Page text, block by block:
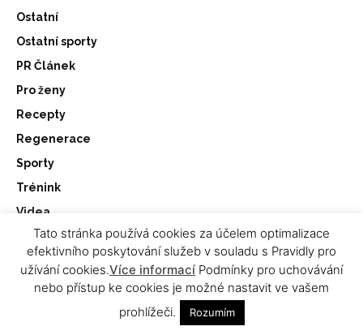
Ostatní
Ostatní sporty
PR Článek
Pro ženy
Recepty
Regenerace
Sporty
Trénink
Videa
Výživa
Workout
Začátečníci
Tato stránka používá cookies za účelem optimalizace
efektivního poskytování služeb v souladu s Pravidly pro
užívání cookies.Více informací Podmínky pro uchovávání
nebo přístup ke cookies je možné nastavit ve vašem
prohlížeči.
Rozumím